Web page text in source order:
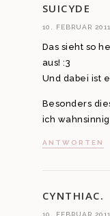
SUICYDE
10. FEBRUAR 2011
Das sieht so
aus! :3
Und dabei ist
Besonders
ich
ANTWORTEN
CYNTHIAC.
10. FEBRUAR 2011